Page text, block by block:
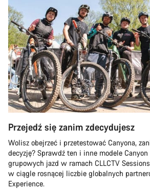
Przejedź się zanim zdecydujesz
Wolisz obejrzeć i przetestować Canyona,
decyzję? Sprawdź ten i inne modele Canyon
grupowych jazd w ramach CLLCTV
w ciągle rosnącej liczbie globalnych
Experience.